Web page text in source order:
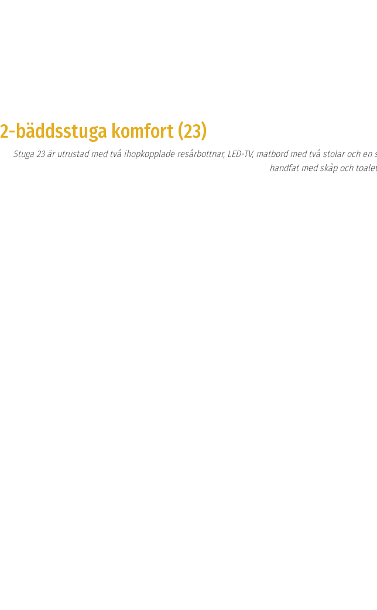
2-bäddsstuga komfort (23)
Stuga 23 är utrustad med två ihopkopplade resårbottnar, LED-TV, matbord med två stolar och
handfat med skåp och